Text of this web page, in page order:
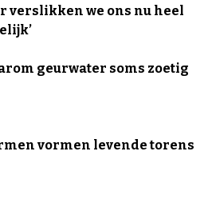
verslikken we ons nu heel
geurwater soms zoetig
vormen levende torens